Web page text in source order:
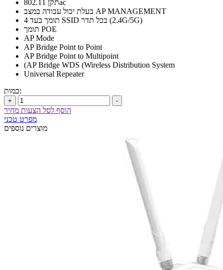
תקן 802.11ac
בעלת יכול עבודה במצב AP MANAGEMENT
תומך בעד 4 SSID בכל תדר (2.4G/5G)
תומך POE
AP Mode
AP Bridge Point to Point
AP Bridge Point to Multipoint
(AP Bridge WDS (Wireless Distribution System
Universal Repeater
כמות:
+ -
הוסף לסל הצעות מחיר
מפרט טכני
מוצרים נוספים